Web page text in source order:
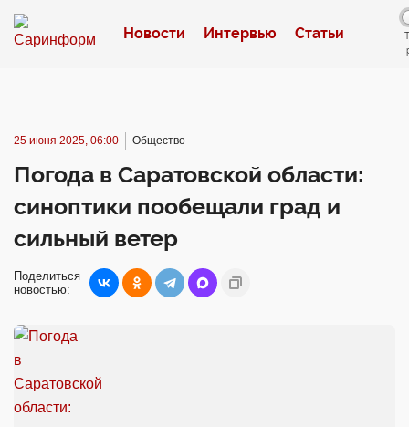
Новости Интервью Статьи
25 июня 2025, 06:00 Общество
Погода в Саратовской области:
синоптики пообещали град и
сильный ветер
Поделиться
новостью: